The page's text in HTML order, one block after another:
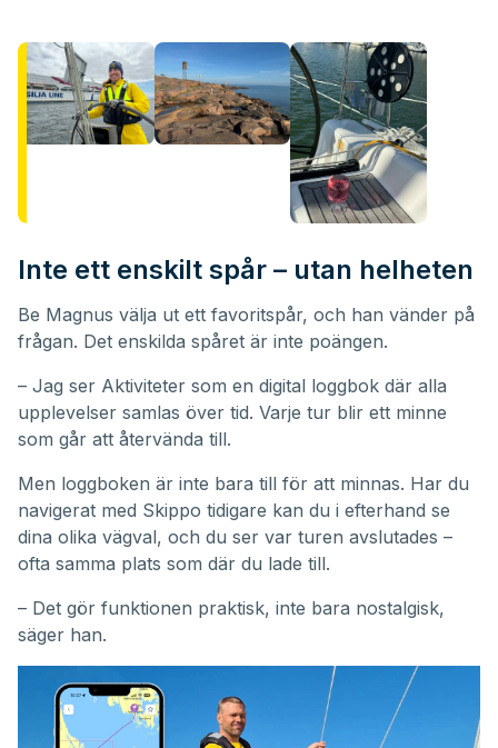
Inte ett enskilt spår – utan helheten
Be Magnus välja ut ett favoritspår, och han vänder på
frågan. Det enskilda spåret är inte poängen.
– Jag ser Aktiviteter som en digital loggbok där alla
upplevelser samlas över tid. Varje tur blir ett minne
som går att återvända till.
Men loggboken är inte bara till för att minnas. Har du
navigerat med Skippo tidigare kan du i efterhand se
dina olika vägval, och du ser var turen avslutades –
ofta samma plats som där du lade till.
– Det gör funktionen praktisk, inte bara nostalgisk,
säger han.